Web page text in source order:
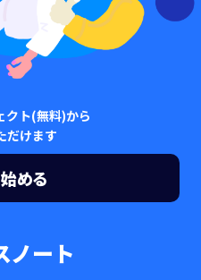
クト(無料)から
だけます
める
ノート